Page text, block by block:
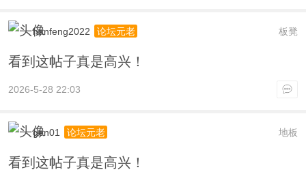
板凳
hanfeng2022 论坛元老
看到这帖子真是高兴！
2026-5-28 22:03
地板
gen01 论坛元老
看到这帖子真是高兴！